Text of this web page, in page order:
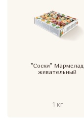
"Соски" Мармелад
жевательный
1 кг